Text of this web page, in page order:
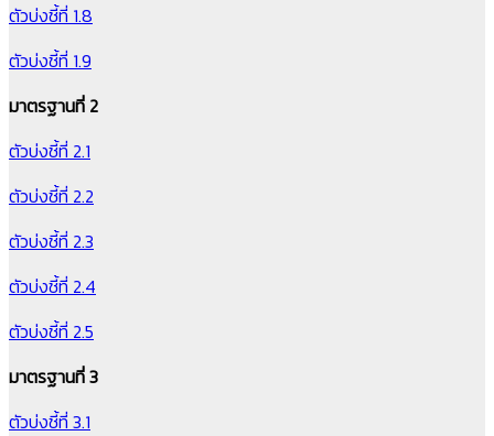
ตัวบ่งชี้ที่ 1.8
ตัวบ่งชี้ที่ 1.9
มาตรฐานที่ 2
ตัวบ่งชี้ที่ 2.1
ตัวบ่งชี้ที่ 2.2
ตัวบ่งชี้ที่ 2.3
ตัวบ่งชี้ที่ 2.4
ตัวบ่งชี้ที่ 2.5
มาตรฐานที่ 3
ตัวบ่งชี้ที่ 3.1